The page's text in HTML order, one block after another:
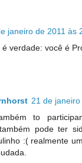
janeiro de 2011 às
verdade: você é
21 de
to
pode ter
:( realmente